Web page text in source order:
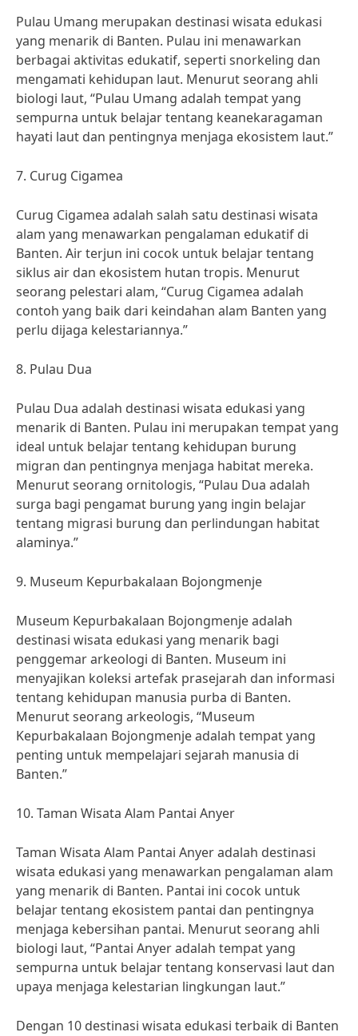
Pulau Umang merupakan destinasi wisata edukasi
yang menarik di Banten. Pulau ini menawarkan
berbagai aktivitas edukatif, seperti snorkeling dan
mengamati kehidupan laut. Menurut seorang ahli
biologi laut, “Pulau Umang adalah tempat yang
sempurna untuk belajar tentang keanekaragaman
hayati laut dan pentingnya menjaga ekosistem laut.”
7. Curug Cigamea
Curug Cigamea adalah salah satu destinasi wisata
alam yang menawarkan pengalaman edukatif di
Banten. Air terjun ini cocok untuk belajar tentang
siklus air dan ekosistem hutan tropis. Menurut
seorang pelestari alam, “Curug Cigamea adalah
contoh yang baik dari keindahan alam Banten yang
perlu dijaga kelestariannya.”
8. Pulau Dua
Pulau Dua adalah destinasi wisata edukasi yang
menarik di Banten. Pulau ini merupakan tempat yang
ideal untuk belajar tentang kehidupan burung
migran dan pentingnya menjaga habitat mereka.
Menurut seorang ornitologis, “Pulau Dua adalah
surga bagi pengamat burung yang ingin belajar
tentang migrasi burung dan perlindungan habitat
alaminya.”
9. Museum Kepurbakalaan Bojongmenje
Museum Kepurbakalaan Bojongmenje adalah
destinasi wisata edukasi yang menarik bagi
penggemar arkeologi di Banten. Museum ini
menyajikan koleksi artefak prasejarah dan informasi
tentang kehidupan manusia purba di Banten.
Menurut seorang arkeologis, “Museum
Kepurbakalaan Bojongmenje adalah tempat yang
penting untuk mempelajari sejarah manusia di
Banten.”
10. Taman Wisata Alam Pantai Anyer
Taman Wisata Alam Pantai Anyer adalah destinasi
wisata edukasi yang menawarkan pengalaman alam
yang menarik di Banten. Pantai ini cocok untuk
belajar tentang ekosistem pantai dan pentingnya
menjaga kebersihan pantai. Menurut seorang ahli
biologi laut, “Pantai Anyer adalah tempat yang
sempurna untuk belajar tentang konservasi laut dan
upaya menjaga kelestarian lingkungan laut.”
Dengan 10 destinasi wisata edukasi terbaik di Banten